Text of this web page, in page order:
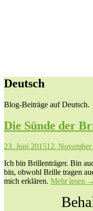
Deutsch
Blog-Beiträge auf Deutsch.
Die Sünde der
23. Juni 201512.
Ich bin Brillenträger. Bin
bin, obwohl Brille tragen
mich erklären. Mehr lesen →